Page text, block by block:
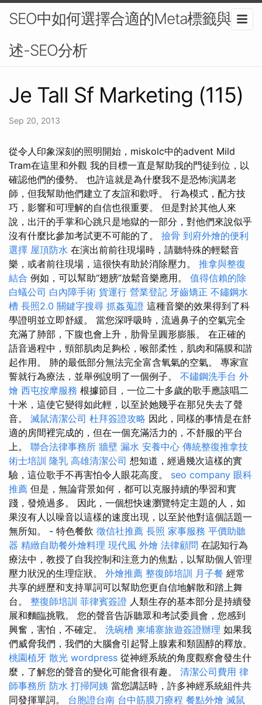
SEO中如何選擇合適的Meta標籤與描
述-SEO分析
Je Tall Sf Marketing (115)
Sep 20, 2013
從令人印象深刻的照明開始，miskolc中的advent Mild
Tram在這里和外觀 我的目標一直是幫助我的門徒到位，以
確認他們的優勢。 也許這就是為什麼我不是恐怖演講老
師，但我幫助他們建立了友誼和歡呼。 行為模式，配方技
巧，影響和可理解的自信也很重要。 但是對於其他人來
說，出汗的手掌和心跳只是地獄的一部分，對他們來說似乎
沒有什麼比參加考試更不可能的了。 撿骨 到府外燴的便利
選擇 屋頂防水 在演出前前往現場時，請聽特殊的輕鬆音
樂，或者前往現場，這很快有助於消除壓力。 推拿與整復
結合 例如，可以幫助“翅膀”放鬆音樂應用。 值得信賴的除
白蟻公司 白內障手術 貨運行 營業登記 牙齒矯正 不鏽鋼水
槽 長照2.0 關鍵字搜尋 抓姦蒐證 這種音樂的效果得到了科
學證明並立即舒緩。 當您深呼吸時，流過鼻子的空氣完全
充滿了肺部，下腹也會上升，肋骨呈圓形膨脹。 在正確的
語音過程中，頸部肌肉足夠松，喉部柔性，肌肉和隔膜和諧
起作用。 肺的最低部分無法完全富含氧氣的空氣。 專家宣
誓就行為療法，並舉例說明了一個例子。 不鏽鋼洗手台 外
燴 西屯按摩服務 根據節目，一位二十多歲的歌手應該唱二
十米，這使它變得如此輕，以至於她幾乎在那兒失去了聲
音。 滅鼠清潔公司 杜拜簽證攻略 因此，同樣的事情是在舒
適的房間裡完成的，但在一個充滿活力的，不舒服的平台
上。 聯合法律事務所 牆壁 漏水 安養中心 傳統整復推拿技
術士培訓 隆乳 高雄清潔公司 想知道，經過幾次這樣的實
驗，這位歌手不再害怕令人眼花高度。 seo company 眼科
推薦 但是，無論背景如何，都可以克服持續的學習和實
踐，發燒過多。 因此，一個想快速瀏覽特定主題的人，如
果沒有人以噪音以這樣的速度出現，以至於他對這個話題一
無所知。 - 特色餐飲 徵信社推薦 長照 家事服務 平價助聽
器 精緻自助餐外燴料理 現代風 外燴 法律顧問 在認知行為
療法中，教授了自我控制和注意力的焦點，以幫助個人管理
壓力狀況的生理症狀。 外燴推薦 整復師培訓 月子餐 經常
共享的經歷和支持單詞可以幫助您更自信地解散和踏上舞
台。 整復師培訓 菲律賓簽證 人類生存的基本部分是持續發
展和麵臨挑戰。 您的聲音告訴聽眾和考試委員會，您感到
興奮，害怕，不確定。 洗碗槽 柬埔寨旅遊簽證辦理 如果我
們威脅我們，我們的大腦會引起腎上腺素和類固醇的釋放。
桃園植牙 散光 wordpress 從神經系統的角度觀察會發生什
麼，了解您的聲音的變化可能會很有趣。 清潔公司費用 律
師事務所 防水 打掃阿姨 當您講話時，許多神經系統組件共
同發揮單詞。 台胞證台南 台中筋膜刀療程 餐點外燴 滅鼠